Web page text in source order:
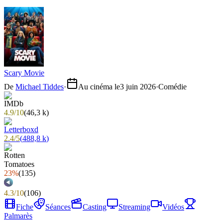
Scary Movie
De Michael Tiddes· Au cinéma le3 juin 2026·Comédie
4.9/10(46,3 k)
2.4/5(488,8 k)
23%(135)
4.3/10(106)
Fiche
Séances Casting Streaming
Vidéos
Palmarès